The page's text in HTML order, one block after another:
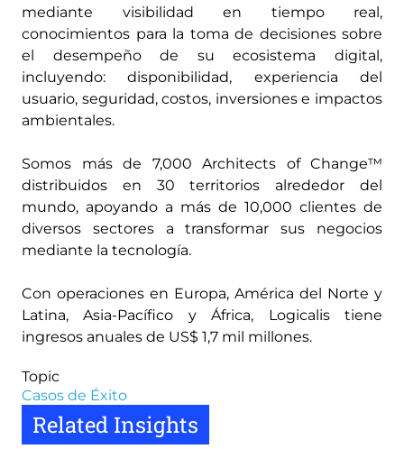
mediante visibilidad en tiempo real,
conocimientos para la toma de decisiones sobre
el desempeño de su ecosistema digital,
incluyendo: disponibilidad, experiencia del
usuario, seguridad, costos, inversiones e impactos
ambientales.
Somos más de 7,000 Architects of Change™
distribuidos en 30 territorios alrededor del
mundo, apoyando a más de 10,000 clientes de
diversos sectores a transformar sus negocios
mediante la tecnología.
Con operaciones en Europa, América del Norte y
Latina, Asia-Pacífico y África, Logicalis tiene
ingresos anuales de US$ 1,7 mil millones.
Topic
Casos de Éxito
Related Insights